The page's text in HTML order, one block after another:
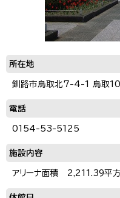
所在地
釧路市鳥取北7-4-1 鳥取10
電話
0154-53-5125
施設内容
アリーナ面積 2,211.39平方